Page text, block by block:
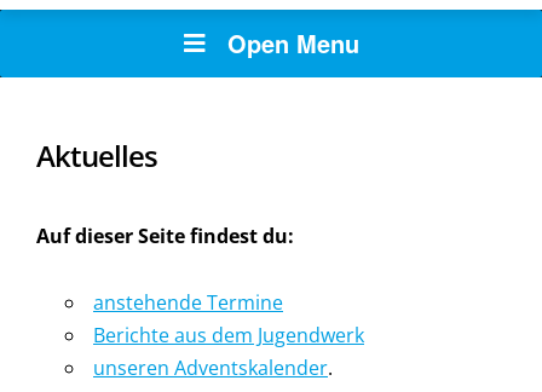
Open Menu
Aktuelles
Auf dieser Seite findest du:
anstehende Termine
Berichte aus dem Jugendwerk
unseren Adventskalender.